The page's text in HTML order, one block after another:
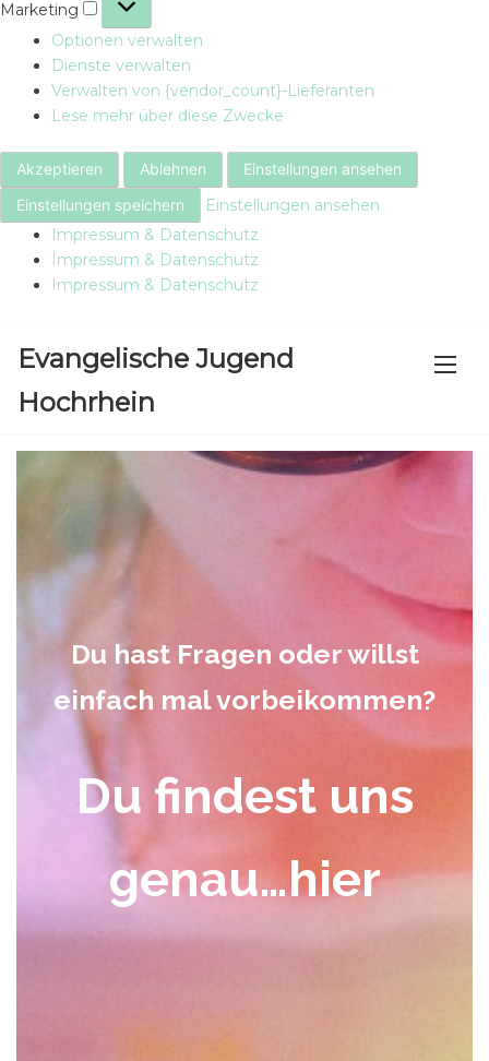
Marketing
Optionen verwalten
Dienste verwalten
Verwalten von {vendor_count}-Lieferanten
Lese mehr über diese Zwecke
Akzeptieren Ablehnen
Einstellungen ansehen
Einstellungen speichern
Einstellungen ansehen
Impressum & Datenschutz
Impressum & Datenschutz
Impressum & Datenschutz
Evangelische Jugend
Hochrhein
Du hast Fragen oder willst
einfach mal vorbeikommen?
Du findest uns
genau…hier